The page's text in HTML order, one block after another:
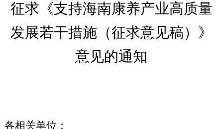
征求《支持海南康养产业高质量
发展若干措施（征求意见稿）》
意见的通知
各相关单位：